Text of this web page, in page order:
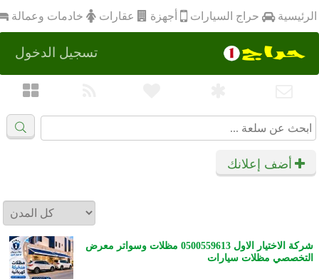
الرئيسية حراج السيارات أجهزة عقارات خادمات وعمالة
تسجيل الدخول
أضف إعلانك
شركة الاختيار الاول 0500559613 مظلات وسواتر معرض
التخصصي مظلات سيارات